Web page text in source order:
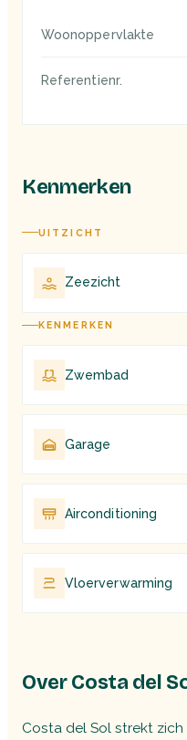
Woonoppervlakte
Referentienr.
Kenmerken
UITZICHT
Zeezicht
KENMERKEN
Zwembad
Garage
Airconditioning
Vloerverwarming
Over Costa del
Costa del Sol strekt